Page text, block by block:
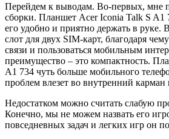
Перейдем к выводам. Во-первых, мне
сборки. Планшет Acer Iconia Talk S A1
его удобно и приятно держать в руке.
слот для двух SIM-карт, благодаря
связи и пользоваться мобильным
преимущество – это компактность.
A1 734 чуть больше мобильного
проблем влезет во внутренний карман
Недостатком можно считать слабую
Конечно, мы не можем назвать его
повседневных задач и легких игр он